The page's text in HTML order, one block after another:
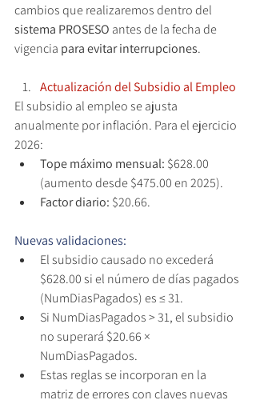
cambios que realizaremos dentro del
sistema PROSESO antes de la fecha de
vigencia para evitar interrupciones.
Actualización del Subsidio al Empleo
El subsidio al empleo se ajusta
anualmente por inflación. Para el ejercicio
2026:
Tope máximo mensual: $628.00
(aumento desde $475.00 en 2025).
Factor diario: $20.66.
Nuevas validaciones:
El subsidio causado no excederá
$628.00 si el número de días pagados
(NumDiasPagados) es ≤ 31.
Si NumDiasPagados > 31, el subsidio
no superará $20.66 ×
NumDiasPagados.
Estas reglas se incorporan en la
matriz de errores con claves nuevas